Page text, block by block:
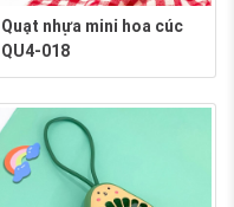
Quạt nhựa mini hoa cúc
QU4-018